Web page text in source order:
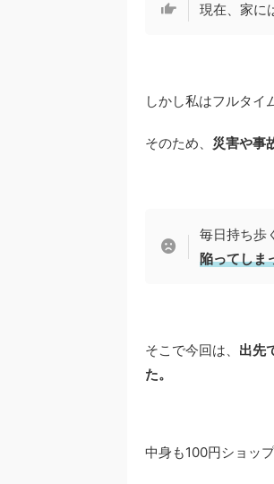
現在、家に
しかし私はフルタイ
そのため、 災害や事
毎日持ち歩
陥ってしま
そこで今回は、 出先
た。
中身も100円ショッ